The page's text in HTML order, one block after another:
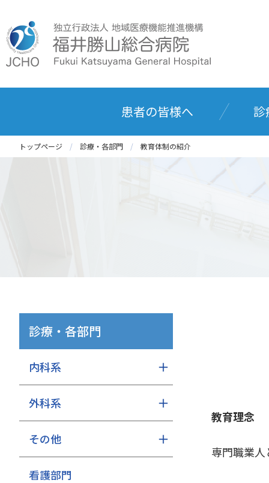
患者の皆様へ 診
トップページ 診療・各部門 教育体制の紹介
診療・各部門
内科系
外科系
その他
看護部門
教育理念
専門職業